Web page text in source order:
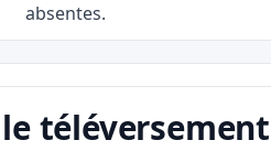
absentes.